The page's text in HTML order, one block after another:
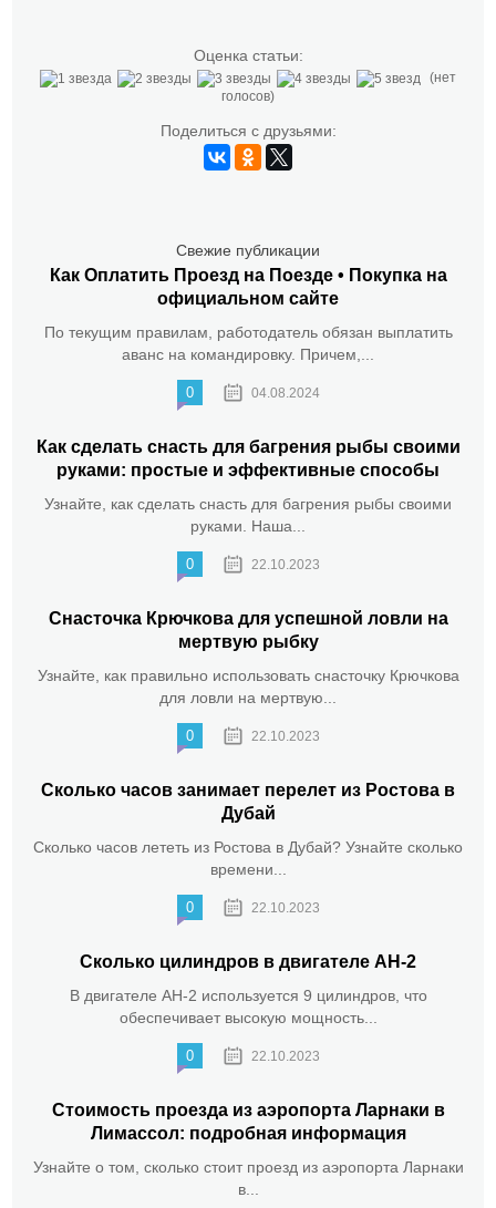
Оценка статьи:
(нет
голосов)
Поделиться с друзьями:
Свежие публикации
Как Оплатить Проезд на Поезде • Покупка на
официальном сайте
По текущим правилам, работодатель обязан выплатить
аванс на командировку. Причем,...
0 04.08.2024
Как сделать снасть для багрения рыбы своими
руками: простые и эффективные способы
Узнайте, как сделать снасть для багрения рыбы своими
руками. Наша...
0 22.10.2023
Снасточка Крючкова для успешной ловли на
мертвую рыбку
Узнайте, как правильно использовать снасточку Крючкова
для ловли на мертвую...
0 22.10.2023
Сколько часов занимает перелет из Ростова в
Дубай
Сколько часов лететь из Ростова в Дубай? Узнайте сколько
времени...
0 22.10.2023
Сколько цилиндров в двигателе АН-2
В двигателе АН-2 используется 9 цилиндров, что
обеспечивает высокую мощность...
0 22.10.2023
Стоимость проезда из аэропорта Ларнаки в
Лимассол: подробная информация
Узнайте о том, сколько стоит проезд из аэропорта Ларнаки
в...